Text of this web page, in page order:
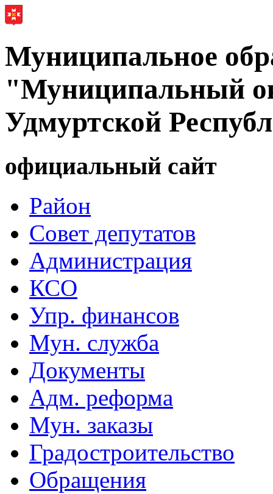
Муниципальное
"Муниципальный
Удмуртской
официальный сайт
Район
Совет депутатов
Администрация
КСО
Упр. финансов
Мун. служба
Документы
Адм. реформа
Мун. заказы
Градостроительство
Обращения